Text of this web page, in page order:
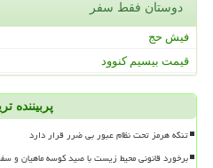
دوستان فقط سفر
فیش حج
قیمت بیسیم کنوود
پربیننده
تنگه هرمز تحت نظام عبور بی ضرر قرار دارد
برخورد قانونی محیط زیست با صید کوسه ماهیان و